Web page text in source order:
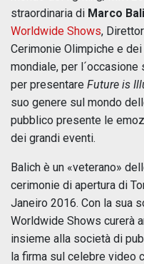
straordinaria di Marco
Worldwide Shows,
Cerimonie Olimpiche e
mondiale, per l´occasione
per presentare Future is
suo genere sul mondo
pubblico presente le
dei grandi eventi.
Balich è un «veterano»
cerimonie di apertura di
Janeiro 2016. Con la sua
Worldwide Shows curerà
insieme alla società di
la firma sul celebre video